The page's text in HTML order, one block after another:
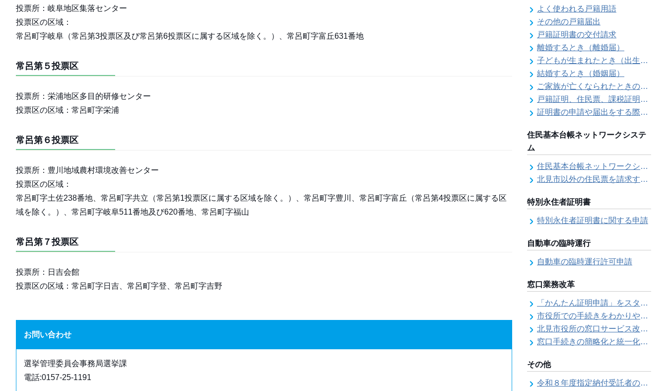
投票所：岐阜地区集落センター
投票区の区域：
常呂町字岐阜（常呂第3投票区及び常呂第6投票区に属する区域を除く。）、常呂町字富丘631番地
常呂第５投票区
投票所：栄浦地区多目的研修センター
投票区の区域：常呂町字栄浦
常呂第６投票区
投票所：豊川地域農村環境改善センター
投票区の区域：
常呂町字土佐238番地、常呂町字共立（常呂第1投票区に属する区域を除く。）、常呂町字豊川、常呂町字富丘（常呂第4投票区に属する区
域を除く。）、常呂町字岐阜511番地及び620番地、常呂町字福山
常呂第７投票区
投票所：日吉会館
投票区の区域：常呂町字日吉、常呂町字登、常呂町字吉野
お問い合わせ
選挙管理委員会事務局選挙課
電話:0157-25-1191
よく使われる戸籍用語
その他の戸籍届出
戸籍証明書の交付請求
離婚するとき（離婚届）
子どもが生まれたとき（出生届）
結婚するとき（婚姻届）
ご家族が亡くなられたときの各種手続きのご案内（死亡届）
戸籍証明、住民票、課税証明書等の証明書を郵送で請求する際の本人確認
証明書の申請や届出をする際の本人確認
住民基本台帳ネットワークシステ
ム
住民基本台帳ネットワークシステム
北見市以外の住民票を請求する（住民票の広域交付）
特別永住者証明書
特別永住者証明書に関する申請
自動車の臨時運行
自動車の臨時運行許可申請
窓口業務改革
「かんたん証明申請」をスタートしました
市役所での手続きをわかりやすく！「手続きチェックシート」を導入しました
北見市役所の窓口サービス改善の取り組み経過
窓口手続きの簡略化と統一化の取り組みについて（ワンストップサービス推進事業）
その他
令和８年度指定納付受託者の指定について